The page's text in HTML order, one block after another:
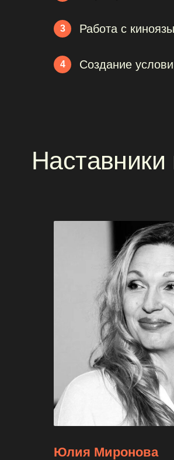
3 Работа с
4 Создание
Наставники
Юлия Миронова